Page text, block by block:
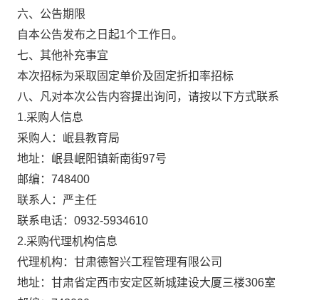
六、公告期限
自本公告发布之日起1个工作日。
七、其他补充事宜
本次招标为采取固定单价及固定折扣率招标
八、凡对本次公告内容提出询问，请按以下方式联系
1.采购人信息
采购人：岷县教育局
地址：岷县岷阳镇新南街97号
邮编： 748400
联系人：严主任
联系电话： 0932-5934610
2.采购代理机构信息
代理机构：甘肃德智兴工程管理有限公司
地址：甘肃省定西市安定区新城建设大厦三楼306室